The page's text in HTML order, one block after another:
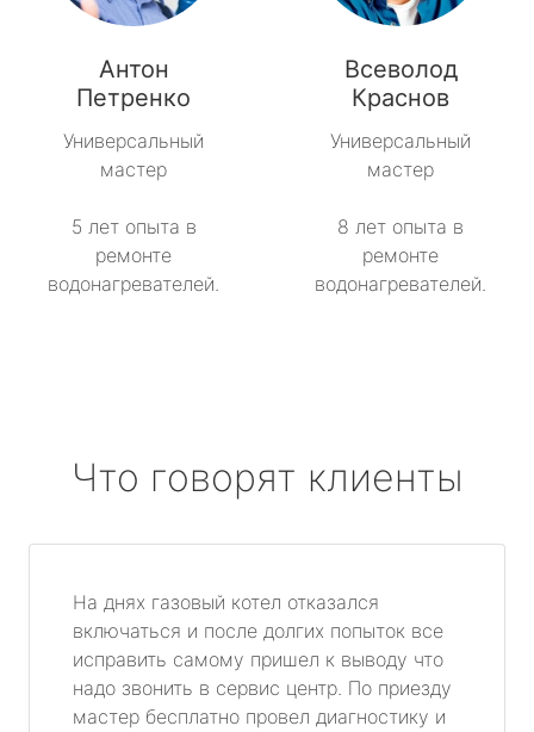
Антон
Петренко
Универсальный
мастер
5 лет опыта в
ремонте
водонагревателей.
Всеволод
Краснов
Универсальный
мастер
8 лет опыта в
ремонте
водонагревателей.
Что говорят клиенты
На днях газовый котел отказался
включаться и после долгих попыток все
исправить самому пришел к выводу что
надо звонить в сервис центр. По приезду
мастер бесплатно провел диагностику и